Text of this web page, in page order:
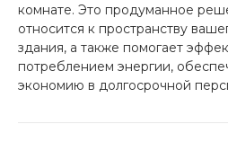
комнате. Это продуманное
относится к пространству
здания, а также помогает
потреблением энергии,
экономию в долгосрочной